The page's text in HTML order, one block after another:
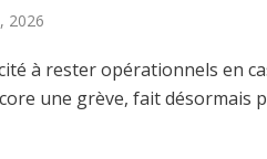
2026
à rester opérationnels en
une grève, fait désormais